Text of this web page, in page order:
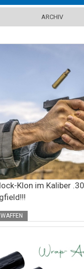
ARCHIV
Klon im Kaliber